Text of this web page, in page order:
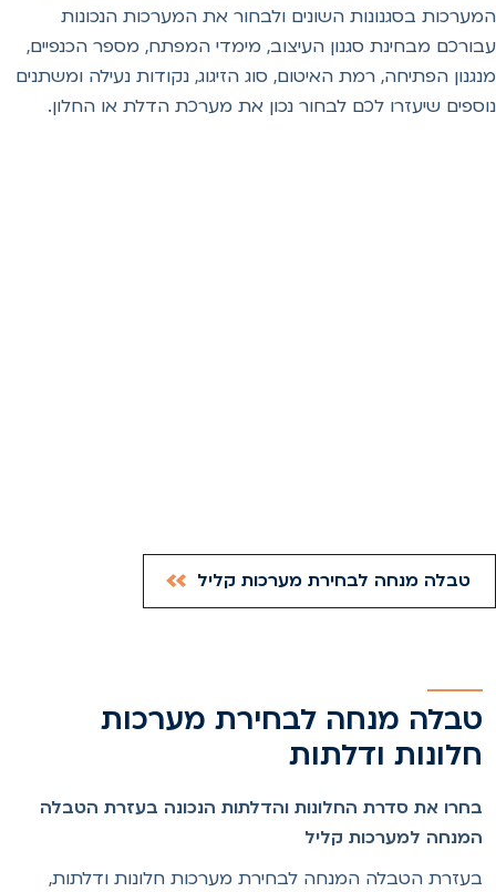
בסגנונות השונים ולבחור את המערכות הנכונות
מבחינת סגנון העיצוב, מימדי המפתח, מספר הכנפיים,
הפתיחה, רמת האיטום, סוג הזיגוג, נקודות נעילה ומשתנים
שיעזרו לכם לבחור נכון את מערכת הדלת או החלון.
טבלה מנחה לבחירת מערכות קליל
מנחה לבחירת מערכות
ודלתות
את סדרת החלונות והדלתות הנכונה בעזרת הטבלה
למערכות קליל
הטבלה המנחה לבחירת מערכות חלונות ודלתות,